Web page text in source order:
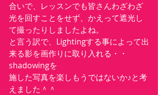
合いで、レッスンでも皆さんわざわざ
光を回すことをせず、かえって遮光し
て撮ったりしましたよね。
と言う訳で、Lightingする事によって出
来る影を画作りに取り入れる・・
shadowingを
施した写真を楽しもうではないか♪と考
えました＾＾